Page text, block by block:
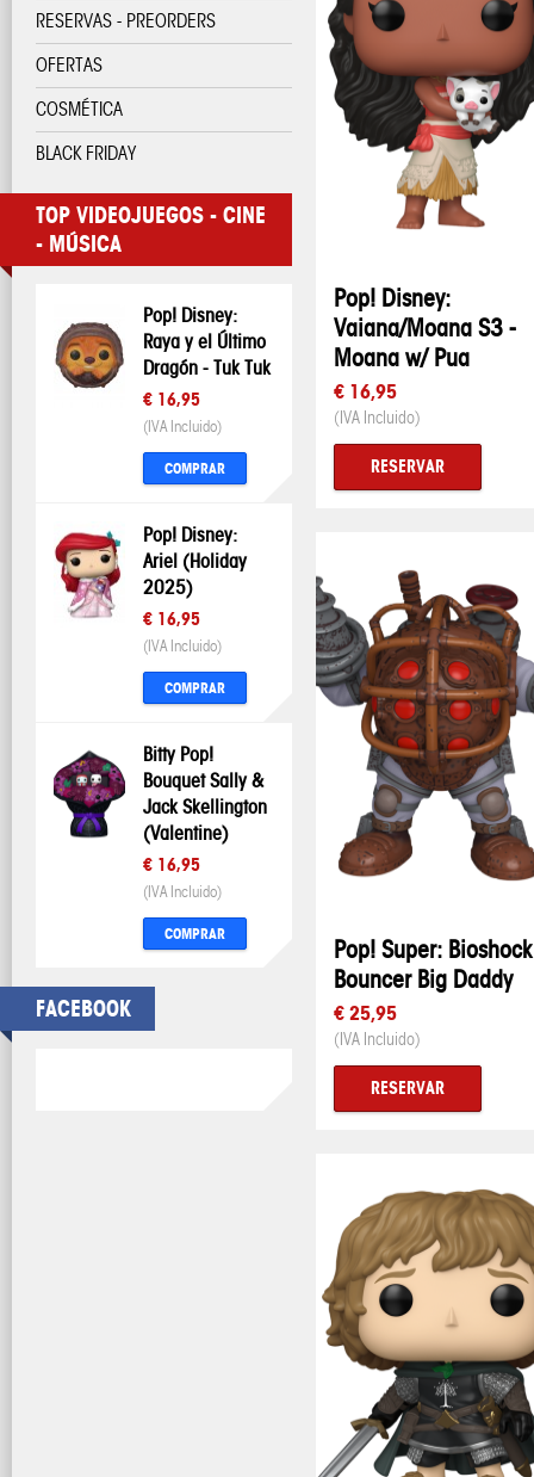
RESERVAS - PREORDERS
OFERTAS
COSMÉTICA
BLACK FRIDAY
TOP VIDEOJUEGOS - CINE
- MÚSICA
Pop! Disney:
Raya y el Último
Dragón - Tuk Tuk
€ 16,95
(IVA Incluido)
COMPRAR
Pop! Disney:
Ariel (Holiday
2025)
€ 16,95
(IVA Incluido)
COMPRAR
Bitty Pop!
Bouquet Sally &
Jack Skellington
(Valentine)
€ 16,95
(IVA Incluido)
COMPRAR
FACEBOOK
Pop! Disney:
Vaiana/Moana S3 -
Moana w/ Pua
€ 16,95
(IVA Incluido)
RESERVAR
Pop! Super:
Bouncer Big Daddy
€ 25,95
(IVA Incluido)
RESERVAR